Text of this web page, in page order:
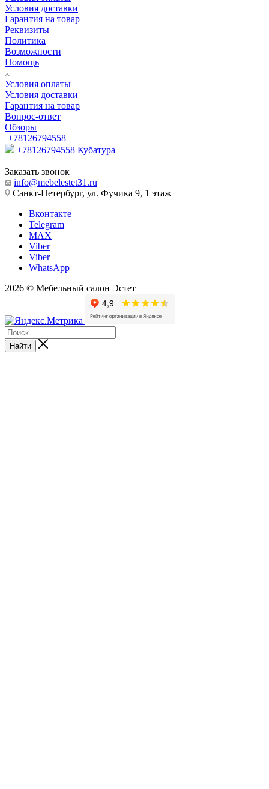
Условия доставки
Гарантия на товар
Реквизиты
Политика
Возможности
Помощь
Условия оплаты
Условия доставки
Гарантия на товар
Вопрос-ответ
Обзоры
+78126794558
+78126794558 Кубатура
Заказать звонок
info@mebelestet31.ru
Санкт-Петербург, ул. Фучика 9, 1 этаж
Вконтакте
Telegram
MAX
Viber
Viber
WhatsApp
2026 © Мебельный салон Эстет
Найти